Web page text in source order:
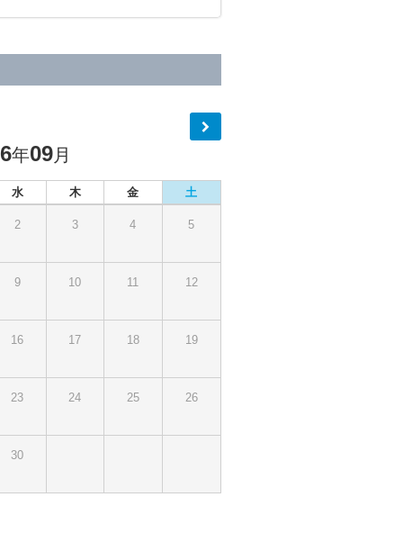
年09月
水 木 金 土
2 3 4 5
9 10 11 12
16 17 18 19
23 24 25 26
30